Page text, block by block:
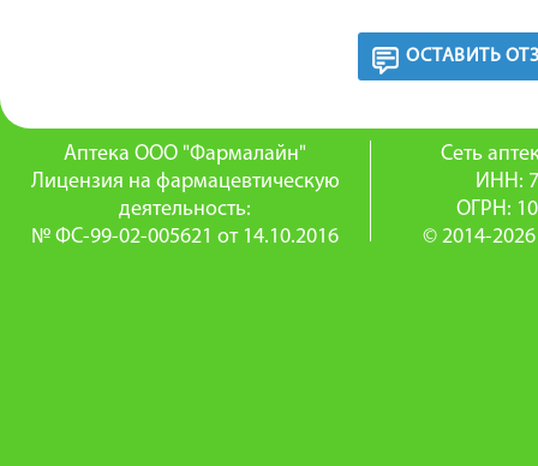
ОСТАВИТЬ
Аптека ООО "Фармалайн"
Лицензия на фармацевтическую
деятельность:
№ ФС-99-02-005621 от 14.10.2016
Сеть
ИНН:
ОГРН:
© 2014-